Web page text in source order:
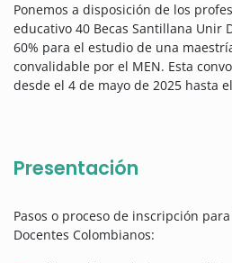
Ponemos a disposición de los
educativo 40 Becas Santillana Unir
60% para el estudio de una
convalidable por el MEN. Esta
desde el 4 de mayo de 2025 hasta
Presentación
Pasos o proceso de inscripción
Docentes Colombianos: